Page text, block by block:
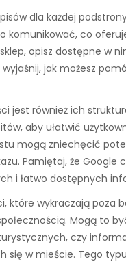
dla każdej
komunikować, co
opisz dostępne w
wyjaśnij, jak możesz
jest również ich
aby ułatwić
mogą zniechęcić
Pamiętaj, że Google
i łatwo dostępnych
które wykraczają poza
Mogą to
czy
się w mieście. Tego